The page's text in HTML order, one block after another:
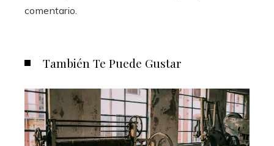
comentario.
También Te Puede Gustar